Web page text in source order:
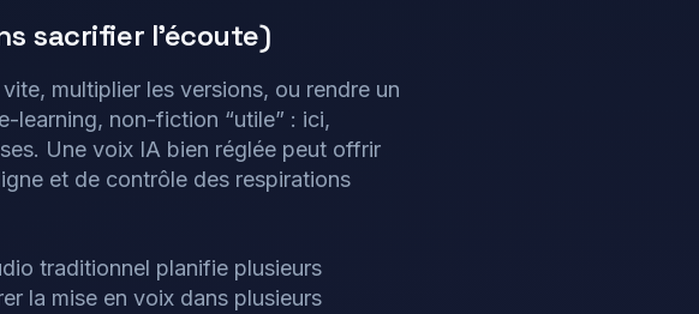
sacrifier l’écoute)
multiplier les versions, ou rendre un
learning, non-fiction “utile” : ici,
Une voix IA bien réglée peut offrir
et de contrôle des respirations
traditionnel planifie plusieurs
la mise en voix dans plusieurs